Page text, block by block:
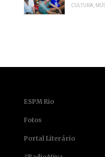
CULTURA
ESPM Rio
Fotos
Portal Literário